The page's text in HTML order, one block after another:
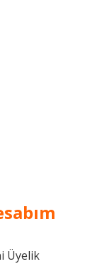
Üyelik